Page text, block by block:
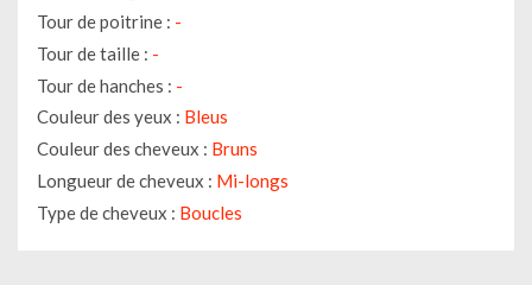
Tour de poitrine : -
Tour de taille : -
Tour de hanches : -
Couleur des yeux : Bleus
Couleur des cheveux : Bruns
Longueur de cheveux : Mi-longs
Type de cheveux : Boucles